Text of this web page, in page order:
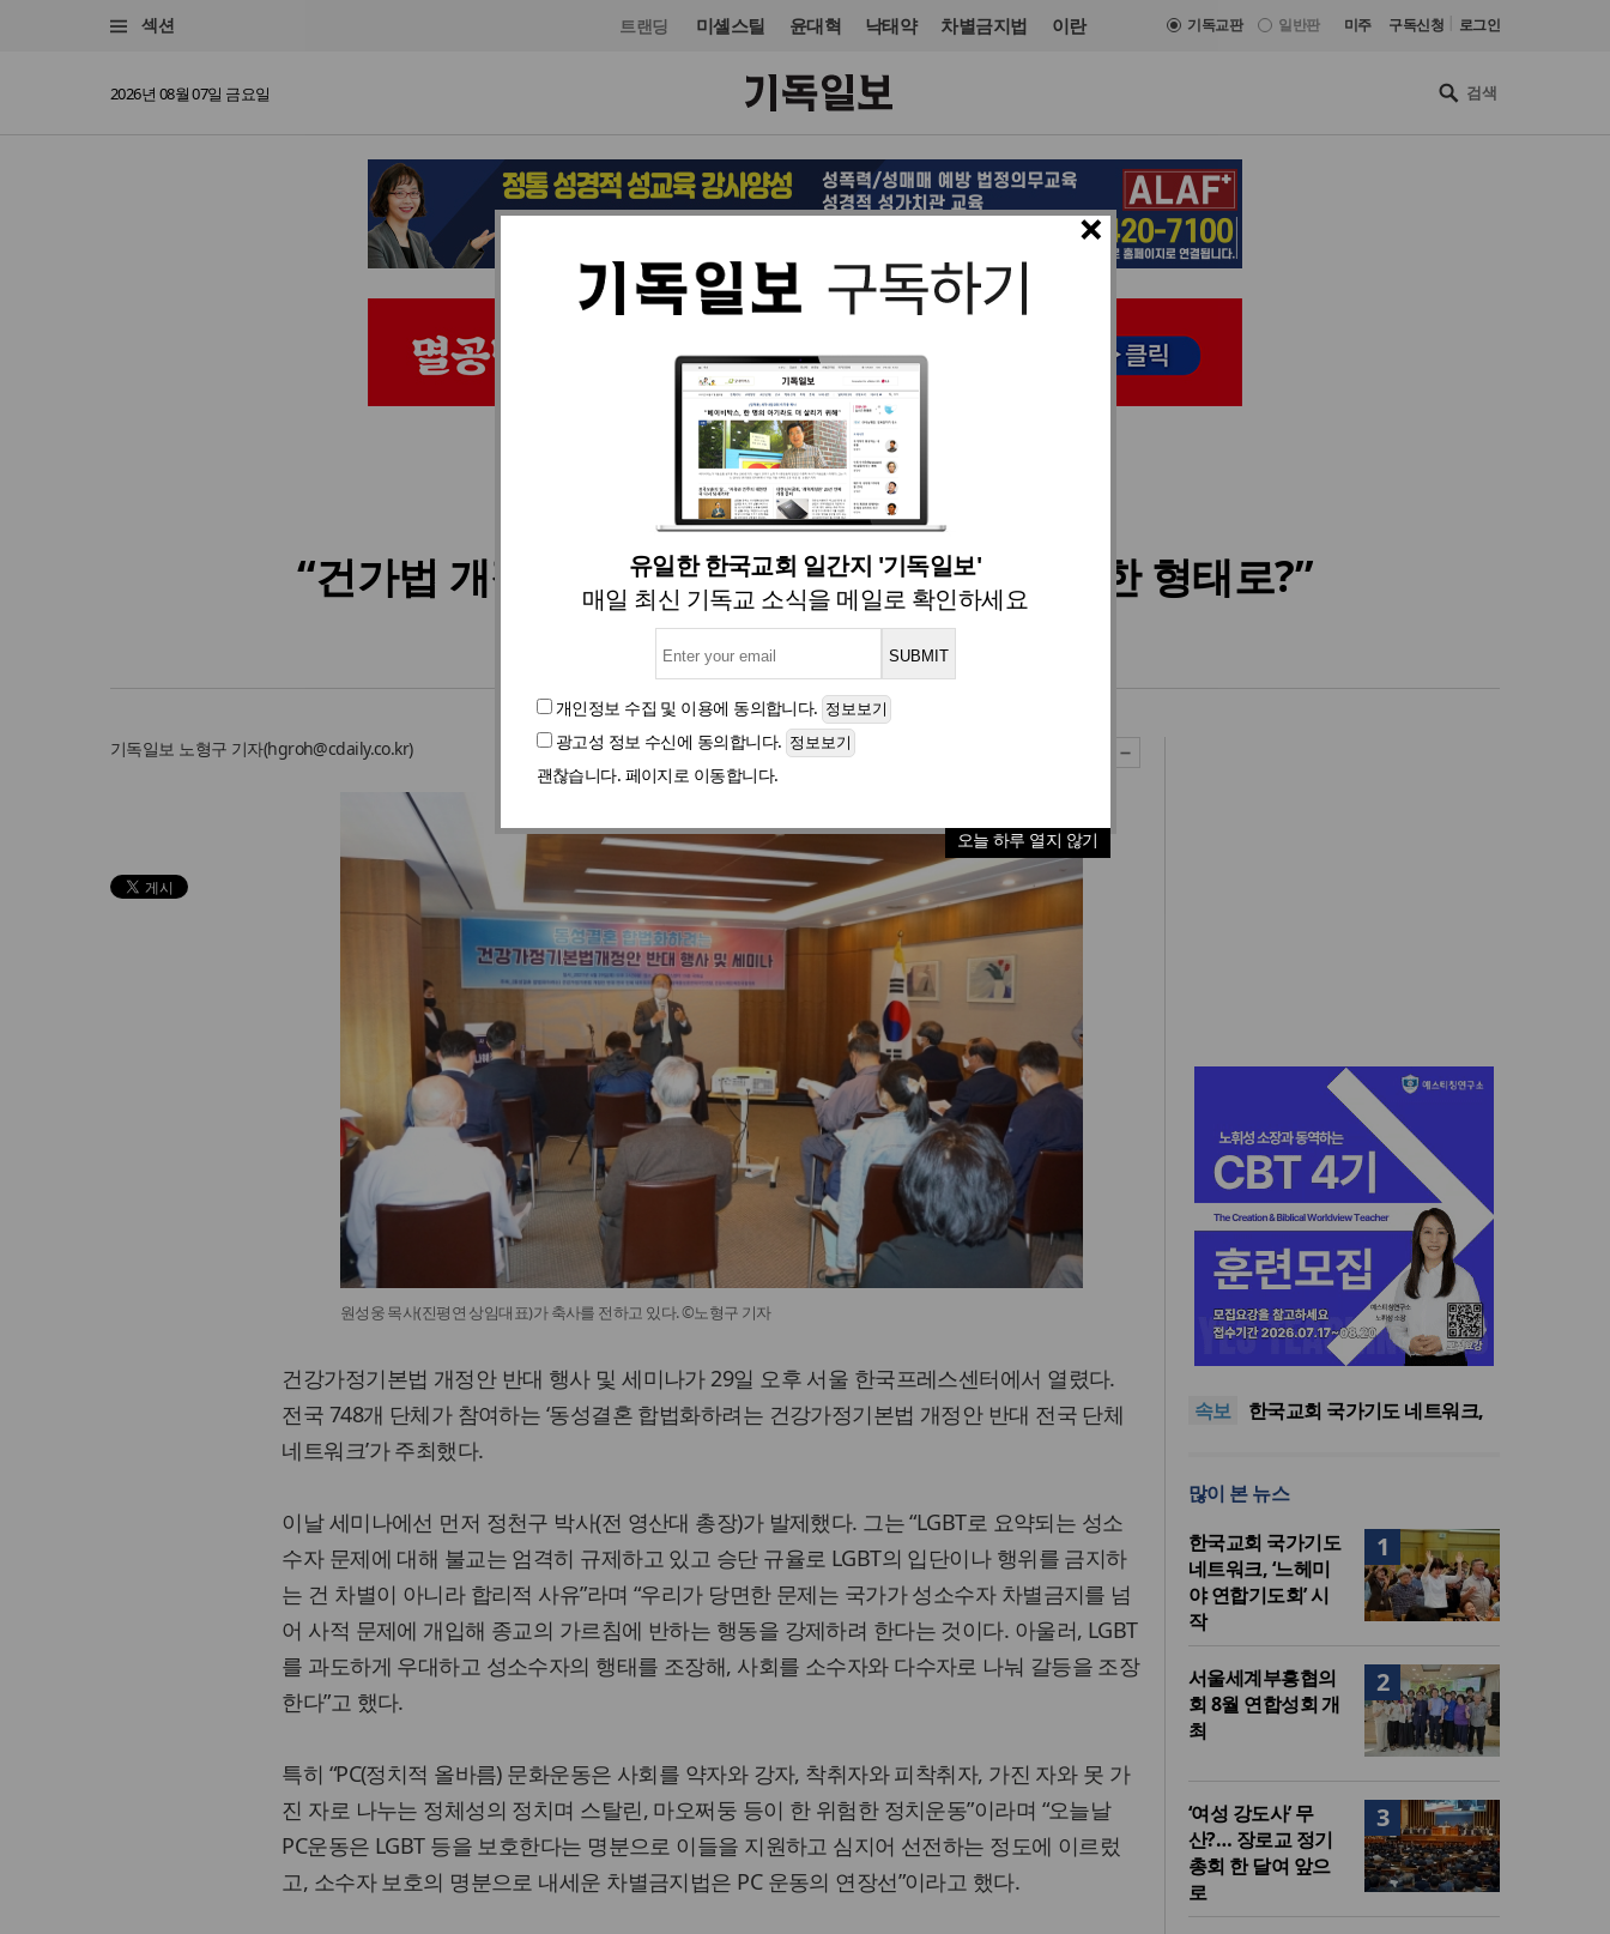
섹션 트랜딩 미셸스틸 윤대혁 낙태약 차별금지법 이란 기독교판 일반판 미주 구독신청 로그인
2026년 08월 07일 금요일
×
유일한 한국교회 일간지 '기독일보'
매일 최신 기독교 소식을 메일로 확인하세요
개인정보 수집 및 이용에 동의합니다.
광고성 정보 수신에 동의합니다.
괜찮습니다. 페이지로 이동합니다.
오늘 하루 열지 않기
사회 입력 2021. 04. 29 16:19
“건가법 개정안, 비혼·동성 커플 등도 가족의 한 형태로?”
개정 반대 행사 및 세미나, 29일 프레스센터서 열려
기독일보 노형구 기자(hgroh@cdaily.co.kr)
원성웅 목사(진평연 상임대표)가 축사를 전하고 있다. ©노형구 기자
건강가정기본법 개정안 반대 행사 및 세미나가 29일 오후 서울 한국프레스센터에서 열렸다.
전국 748개 단체가 참여하는 ‘동성결혼 합법화하려는 건강가정기본법 개정안 반대 전국 단체
네트워크’가 주최했다.
이날 세미나에선 먼저 정천구 박사(전 영산대 총장)가 발제했다. 그는 “LGBT로 요약되는 성소
수자 문제에 대해 불교는 엄격히 규제하고 있고 승단 규율로 LGBT의 입단이나 행위를 금지하
는 건 차별이 아니라 합리적 사유”라며 “우리가 당면한 문제는 국가가 성소수자 차별금지를 넘
어 사적 문제에 개입해 종교의 가르침에 반하는 행동을 강제하려 한다는 것이다. 아울러, LGBT
를 과도하게 우대하고 성소수자의 행태를 조장해, 사회를 소수자와 다수자로 나눠 갈등을 조장
한다”고 했다.
특히 “PC(정치적 올바름) 문화운동은 사회를 약자와 강자, 착취자와 피착취자, 가진 자와 못 가
진 자로 나누는 정체성의 정치며 스탈린, 마오쩌둥 등이 한 위험한 정치운동”이라며 “오늘날
PC운동은 LGBT 등을 보호한다는 명분으로 이들을 지원하고 심지어 선전하는 정도에 이르렀
고, 소수자 보호의 명분으로 내세운 차별금지법은 PC 운동의 연장선”이라고 했다.
속보
한기연 “전쟁을 부르는 정책을
중단하라”
정신건강 치료 인프라 부족…
중증 입원·재활 확충 과제
선교의 현장
한국교회 국가기도 네트워크,
중단하라”
정신건강 치료 인프라 부족…
정신질환 평생유병률 27.8%,
중증 입원·재활 확충 과제
많이 본 뉴스
1
한국교회 국가기도
네트워크, ‘느헤미
야 연합기도회’ 시
작
2
서울세계부흥협의
회 8월 연합성회 개
최
3
‘여성 강도사’ 무
산?… 장로교 정기
총회 한 달여 앞으
로